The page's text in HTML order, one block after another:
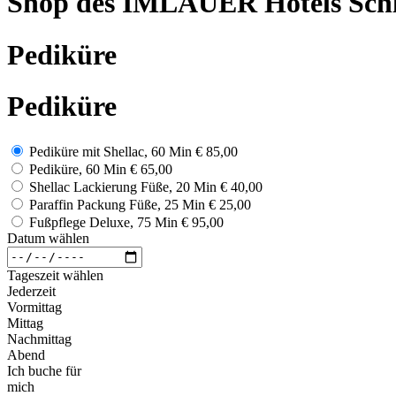
Pediküre
Pediküre
Pediküre mit Shellac, 60 Min € 85,00
Pediküre, 60 Min € 65,00
Shellac Lackierung Füße, 20 Min € 40,00
Paraffin Packung Füße, 25 Min € 25,00
Fußpflege Deluxe, 75 Min € 95,00
Datum wählen
Tageszeit wählen
Jederzeit
Vormittag
Mittag
Nachmittag
Abend
Ich buche für
mich